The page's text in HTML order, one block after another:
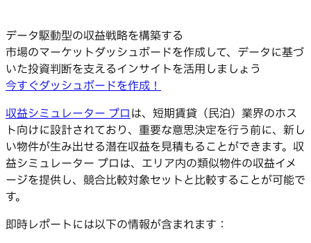
データ駆動型の収益戦略を構築する
市場のマーケットダッシュボードを作成して、データに基づ
いた投資判断を支えるインサイトを活用しましょう
今すぐダッシュボードを作成！
収益シミュレーター プロは、短期賃貸（民泊）業界のホス
ト向けに設計されており、重要な意思決定を行う前に、新し
い物件が生み出せる潜在収益を見積もることができます。収
益シミュレーター プロは、エリア内の類似物件の収益イメ
ージを提供し、競合比較対象セットと比較することが可能で
す。
即時レポートには以下の情報が含まれます：